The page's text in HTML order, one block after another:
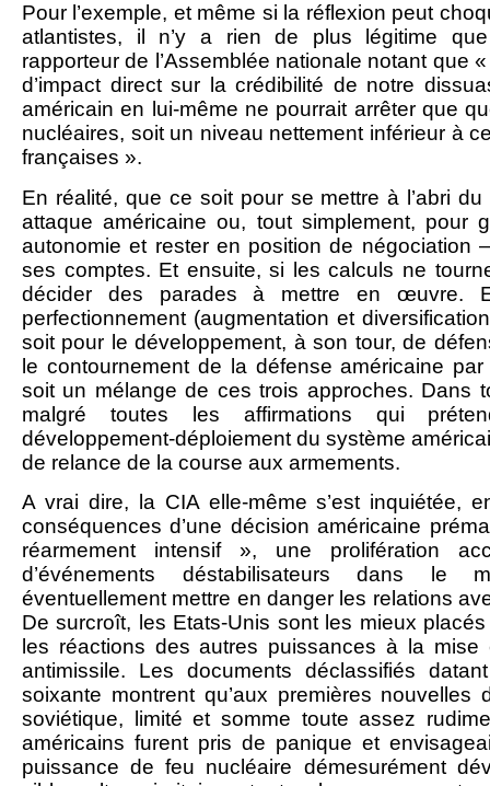
Pour l’exemple, et même si la réflexion peut
atlantistes, il n’y a rien de plus légitime
rapporteur de l’Assemblée nationale notant que
d’impact direct sur la crédibilité de notre
américain en lui-même ne pourrait arrêter que
nucléaires, soit un niveau nettement inférieur à
françaises ».
En réalité, que ce soit pour se mettre à l’abri du
attaque américaine ou, tout simplement, pour
autonomie et rester en position de négociation
ses comptes. Et ensuite, si les calculs ne
décider des parades à mettre en œuvre.
perfectionnement (augmentation et
soit pour le développement, à son tour, de
le contournement de la défense américaine
soit un mélange de ces trois approches. Dans
malgré toutes les affirmations qui
développement-déploiement du système
de relance de la course aux armements.
A vrai dire, la CIA elle-même s’est inquiétée,
conséquences d’une décision américaine
réarmement intensif », une prolifération
d’événements déstabilisateurs dans le
éventuellement mettre en danger les relations
De surcroît, les Etats-Unis sont les mieux
les réactions des autres puissances à la mise
antimissile. Les documents déclassifiés
soixante montrent qu’aux premières nouvelles
soviétique, limité et somme toute assez
américains furent pris de panique et
puissance de feu nucléaire démesurément